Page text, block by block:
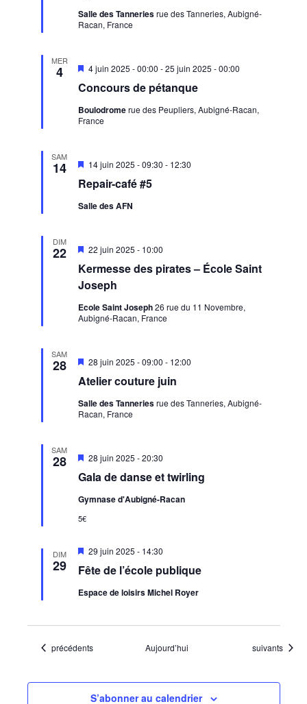
Salle des Tanneriesrue des Tanneries, Aubigné-
Racan, France
MER
4
Concours de pétanque
Mis
avant
4 juin 2025 - 00:00 -25 juin 2025 - 00:00
Boulodromerue des Peupliers, Aubigné-Racan,
France
SAM
14
Repair-café #5
Mis
avant
14 juin 2025 - 09:30 - 12:30
Salle des AFN
DIM
22
Kermesse des pirates – École Saint
Joseph
Mis
avant
22 juin 2025 - 10:00
Ecole Saint Joseph26 rue du 11 Novembre,
Aubigné-Racan, France
SAM
28
Atelier couture juin
Mis
avant
28 juin 2025 - 09:00 - 12:00
Salle des Tanneriesrue des Tanneries, Aubigné-
Racan, France
SAM
28
Gala de danse et twirling
Mis
avant
28 juin 2025 - 20:30
Gymnase d'Aubigné-Racan
5€
DIM
29 Fête de l’école publique
Mis
avant
29 juin 2025 - 14:30
Espace de loisirs Michel Royer
Évènements
précédents Aujourd’hui Évènements
suivants
S’abonner au calendrier